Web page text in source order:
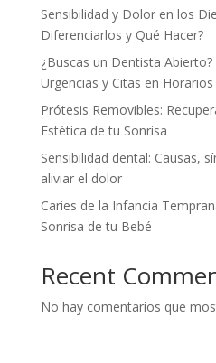
Sensibilidad y Dolor en los
Diferenciarlos y Qué Hacer?
¿Buscas un Dentista
Urgencias y Citas en Horarios
Prótesis Removibles:
Estética de tu Sonrisa
Sensibilidad dental: Causas,
aliviar el dolor
Caries de la Infancia
Sonrisa de tu Bebé
Recent
No hay comentarios que